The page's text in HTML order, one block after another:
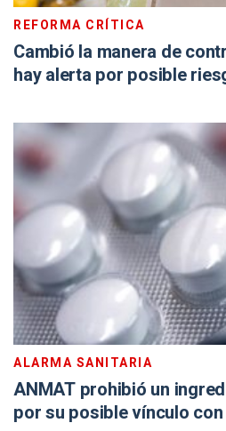
REFORMA CRÍTICA
Cambió la manera de
hay alerta por posible
ALARMA SANITARIA
ANMAT prohibió un
por su posible vínculo